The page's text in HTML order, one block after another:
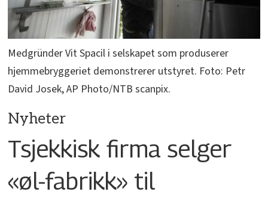
Medgründer Vit Spacil i selskapet som produserer
hjemmebryggeriet demonstrerer utstyret. Foto: Petr
David Josek, AP Photo/NTB scanpix.
Nyheter
Tsjekkisk firma selger
«øl-fabrikk» til